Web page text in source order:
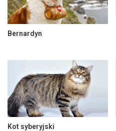
Bernardyn
Kot syberyjski